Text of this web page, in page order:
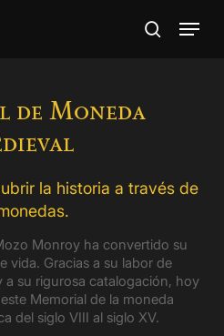
search
Menu
de Moneda
la historia a través de
Monroy ha convertido su
vida. Gracias a su labor de
a su rigurosa catalogación, hoy
Memorial de la moneda
del siglo VIII al siglo XV.